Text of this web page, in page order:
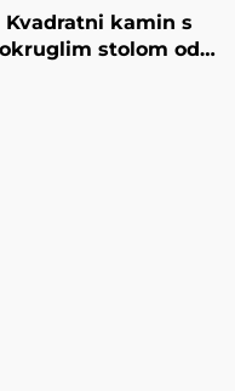
Kvadratni kamin s
okruglim stolom od